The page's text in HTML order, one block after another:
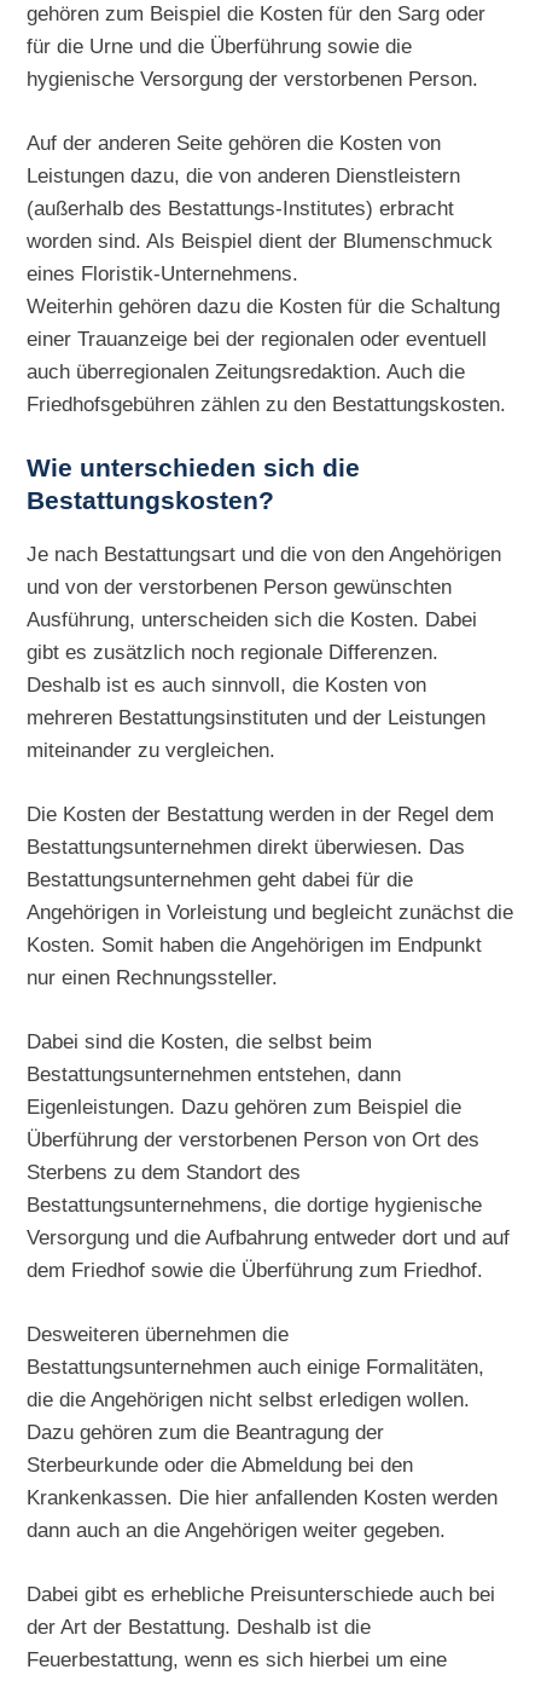
gehören zum Beispiel die Kosten für den Sarg oder
für die Urne und die Überführung sowie die
hygienische Versorgung der verstorbenen Person.
Auf der anderen Seite gehören die Kosten von
Leistungen dazu, die von anderen Dienstleistern
(außerhalb des Bestattungs-Institutes) erbracht
worden sind. Als Beispiel dient der Blumenschmuck
eines Floristik-Unternehmens.
Weiterhin gehören dazu die Kosten für die Schaltung
einer Trauanzeige bei der regionalen oder eventuell
auch überregionalen Zeitungsredaktion. Auch die
Friedhofsgebühren zählen zu den Bestattungskosten.
Wie unterschieden sich die
Bestattungskosten?
Je nach Bestattungsart und die von den Angehörigen
und von der verstorbenen Person gewünschten
Ausführung, unterscheiden sich die Kosten. Dabei
gibt es zusätzlich noch regionale Differenzen.
Deshalb ist es auch sinnvoll, die Kosten von
mehreren Bestattungsinstituten und der Leistungen
miteinander zu vergleichen.
Die Kosten der Bestattung werden in der Regel dem
Bestattungsunternehmen direkt überwiesen. Das
Bestattungsunternehmen geht dabei für die
Angehörigen in Vorleistung und begleicht zunächst die
Kosten. Somit haben die Angehörigen im Endpunkt
nur einen Rechnungssteller.
Dabei sind die Kosten, die selbst beim
Bestattungsunternehmen entstehen, dann
Eigenleistungen. Dazu gehören zum Beispiel die
Überführung der verstorbenen Person von Ort des
Sterbens zu dem Standort des
Bestattungsunternehmens, die dortige hygienische
Versorgung und die Aufbahrung entweder dort und auf
dem Friedhof sowie die Überführung zum Friedhof.
Desweiteren übernehmen die
Bestattungsunternehmen auch einige Formalitäten,
die die Angehörigen nicht selbst erledigen wollen.
Dazu gehören zum die Beantragung der
Sterbeurkunde oder die Abmeldung bei den
Krankenkassen. Die hier anfallenden Kosten werden
dann auch an die Angehörigen weiter gegeben.
Dabei gibt es erhebliche Preisunterschiede auch bei
der Art der Bestattung. Deshalb ist die
Feuerbestattung, wenn es sich hierbei um eine